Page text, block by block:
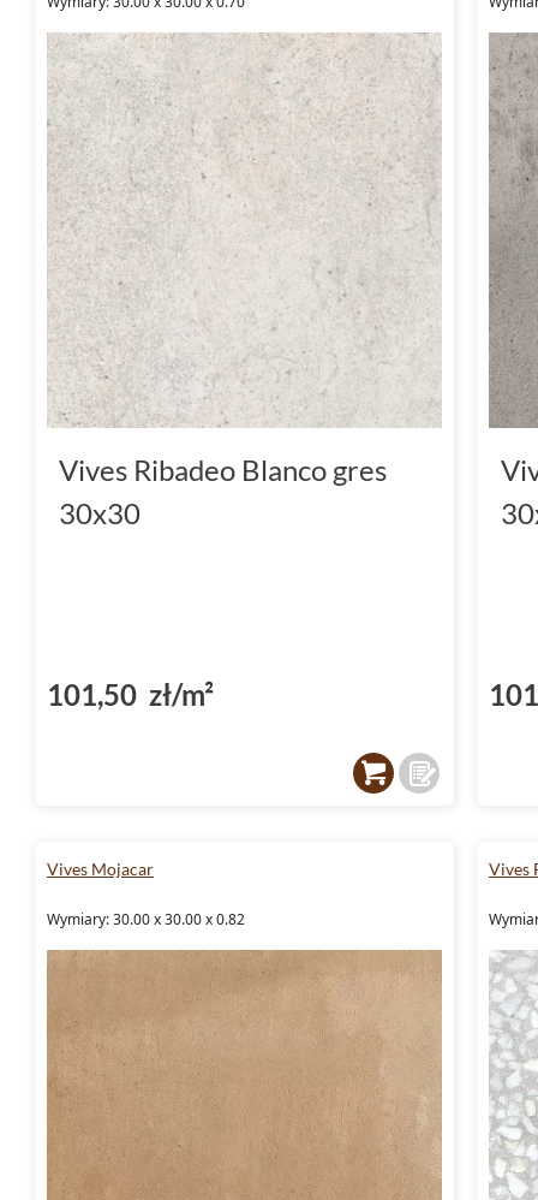
Vives Ribadeo Blanco gres
30x30
101,50 zł/m²
Vives Mojacar
Wymiary: 30.00 x 30.00 x 0.82
Vives